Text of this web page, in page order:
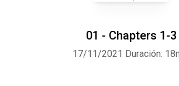
01 - Chapters 1-3
17/11/2021 Duración: